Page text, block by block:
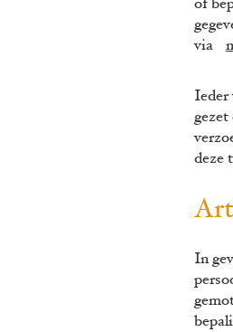
via
Ieder
gezet
deze
In